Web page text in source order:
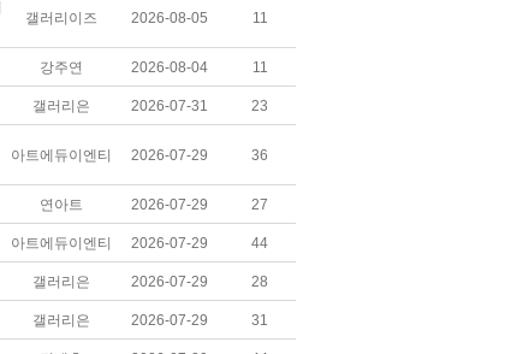
갤러리이즈 2026-08-05 11
강주연 2026-08-04 11
갤러리은 2026-07-31 23
아트에듀이엔티 2026-07-29 36
연아트 2026-07-29 27
아트에듀이엔티 2026-07-29 44
갤러리은 2026-07-29 28
갤러리은 2026-07-29 31